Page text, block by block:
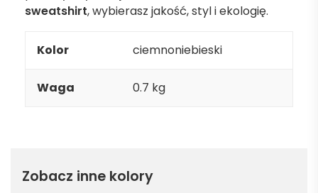
sweatshirt, wybierasz jakość, styl i ekologię.
Kolor ciemnoniebieski
Waga 0.7 kg
Zobacz inne kolory